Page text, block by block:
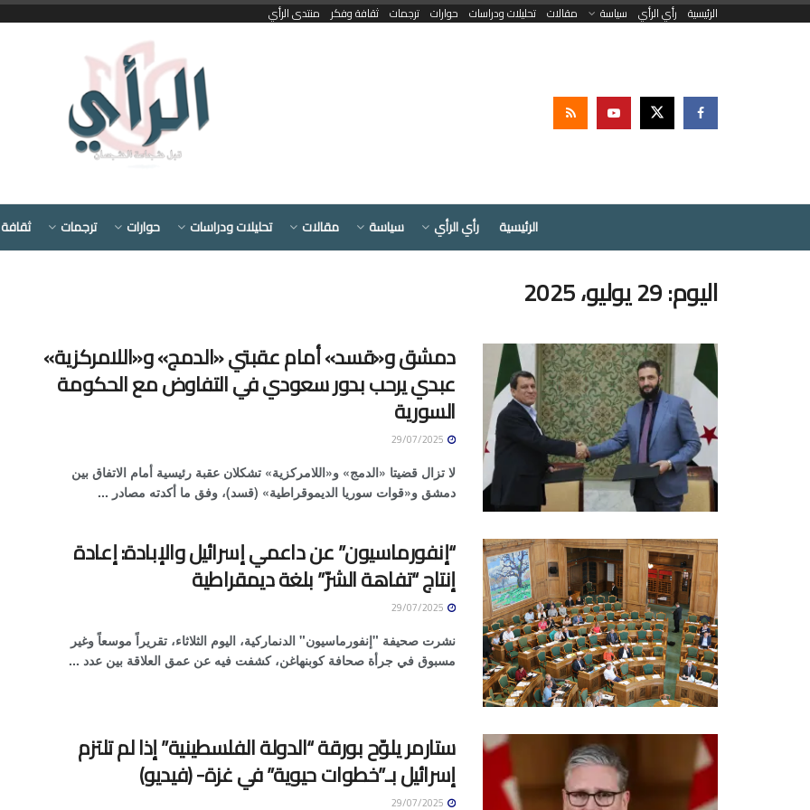
الرئيسية رأي الرأي سياسة مقالات تحليلات ودراسات حوارات ترجمات ثقافة وفكر منتدى الرأي
الرئيسية رأي الرأي سياسة مقالات تحليلات ودراسات حوارات ترجمات
اليوم:29 يوليو، 2025
دمشق و«قسد» أمام عقبتي «الدمج» و«اللامركزية»
عبدي يرحب بدور سعودي في التفاوض مع الحكومة
السورية
لا تزال قضيتا «الدمج» و«اللامركزية» تشكلان عقبة رئيسية أمام الاتفاق بين
دمشق و«قوات سوريا الديموقراطية» (قسد)، وفق ما أكدته مصادر ...
“إنفورماسيون” عن داعمي إسرائيل والإبادة: إعادة
إنتاج “تفاهة الشرّ” بلغة ديمقراطية
نشرت صحيفة "إنفورماسيون" الدنماركية، اليوم الثلاثاء، تقريراً موسعاً وغير
مسبوق في جرأة صحافة كوبنهاغن، كشفت فيه عن عمق العلاقة بين عدد ...
ستارمر يلوّح بورقة “الدولة الفلسطينية” إذا لم تلتزم
إسرائيل بـ”خطوات حيوية” في غزة- (فيديو)